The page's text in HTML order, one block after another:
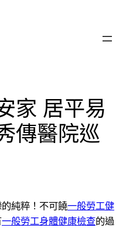
家 居平易
傳醫院巡
純粹！不可饒一般勞工健
一般勞工身體健康檢查的過